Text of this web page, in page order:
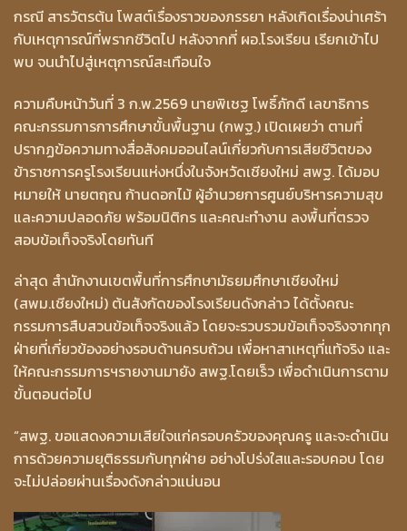
กรณี สารวัตรต้น โพสต์เรื่องราวของภรรยา หลังเกิดเรื่องน่าเศร้า
กับเหตุการณ์ที่พรากชีวิตไป หลังจากที่ ผอ.โรงเรียน เรียกเข้าไป
พบ จนนำไปสู่เหตุการณ์สะเทือนใจ
ความคืบหน้าวันที่ 3 ก.พ.2569 นายพิเชฐ โพธิ์ภักดี เลขาธิการ
คณะกรรมการการศึกษาขั้นพื้นฐาน (กพฐ.) เปิดเผยว่า ตามที่
ปรากฏข้อความทางสื่อสังคมออนไลน์เกี่ยวกับการเสียชีวิตของ
ข้าราชการครูโรงเรียนแห่งหนึ่งในจังหวัดเชียงใหม่ สพฐ. ได้มอบ
หมายให้ นายตฤณ ก้านดอกไม้ ผู้อำนวยการศูนย์บริหารความสุข
และความปลอดภัย พร้อมนิติกร และคณะทำงาน ลงพื้นที่ตรวจ
สอบข้อเท็จจริงโดยทันที
ล่าสุด สำนักงานเขตพื้นที่การศึกษามัธยมศึกษาเชียงใหม่
(สพม.เชียงใหม่) ต้นสังกัดของโรงเรียนดังกล่าว ได้ตั้งคณะ
กรรมการสืบสวนข้อเท็จจริงแล้ว โดยจะรวบรวมข้อเท็จจริงจากทุก
ฝ่ายที่เกี่ยวข้องอย่างรอบด้านครบถ้วน เพื่อหาสาเหตุที่แท้จริง และ
ให้คณะกรรมการฯรายงานมายัง สพฐ.โดยเร็ว เพื่อดำเนินการตาม
ขั้นตอนต่อไป
“สพฐ. ขอแสดงความเสียใจแก่ครอบครัวของคุณครู และจะดำเนิน
การด้วยความยุติธรรมกับทุกฝ่าย อย่างโปร่งใสและรอบคอบ โดย
จะไม่ปล่อยผ่านเรื่องดังกล่าวแน่นอน